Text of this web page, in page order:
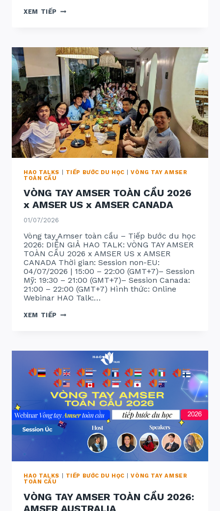
XEM TIẾP VÒNG
AMSER
GERMANY
HAO TALKS TIẾP BƯỚC DU HỌC |VÒNG TAY AMSER
TOÀN CẦU
VÒNG TAY AMSER TOÀN CẦU 2026
x AMSER US x AMSER CANADA
01/07/2026
Vòng tay Amser toàn cầu – Tiếp bước du học
2026: DIỄN GIẢ HAO TALK: VÒNG TAY AMSER
TOÀN CẦU 2026 x AMSER US x AMSER
CANADA Thời gian: Session non-EU:
04/07/2026 | 15:00 – 22:00 (GMT+7)– Session
Mỹ: 19:30 – 21:00 (GMT+7)– Session Canada:
21:00 – 22:00 (GMT+7) Hình thức: Online
Webinar HAO Talk:…
XEM TIẾP VÒNG
US
X
AMSER
CANADA
HAO TALKS TIẾP BƯỚC DU HỌC |VÒNG TAY AMSER
TOÀN CẦU
VÒNG TAY AMSER TOÀN CẦU 2026:
AMSER AUSTRALIA